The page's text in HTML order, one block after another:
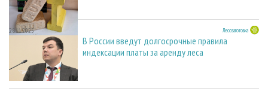
28.11.2025 Лесозаготовка
В России введут долгосрочные правила
индексации платы за аренду леса